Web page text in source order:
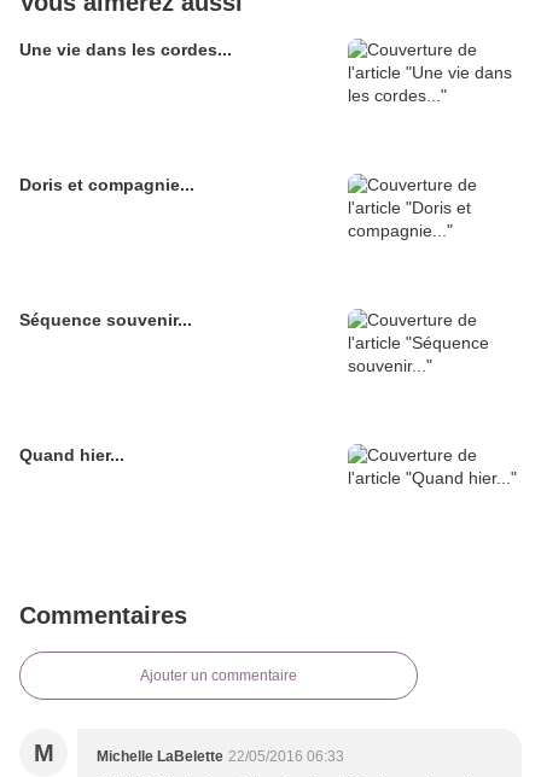
Une vie dans les cordes...
Doris et compagnie...
Séquence souvenir...
Quand hier...
Commentaires
Ajouter un commentaire
M Michelle LaBelette 22/05/2016 06:33